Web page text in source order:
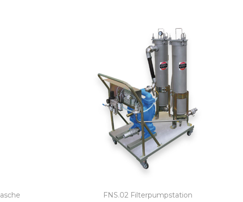
FNS.02 Filterpumpstation